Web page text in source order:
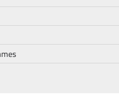
l’interopérabilité de PayPal
stablecoin PYUSD, PayPal promet
le commerce africain et
l’inclusion financière grâce à des